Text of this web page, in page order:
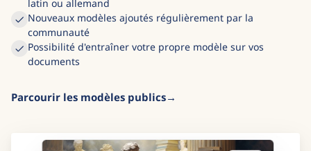
latin ou allemand
Nouveaux modèles ajoutés régulièrement par la
communauté
Possibilité d'entraîner votre propre modèle sur vos
documents
Parcourir les modèles publics